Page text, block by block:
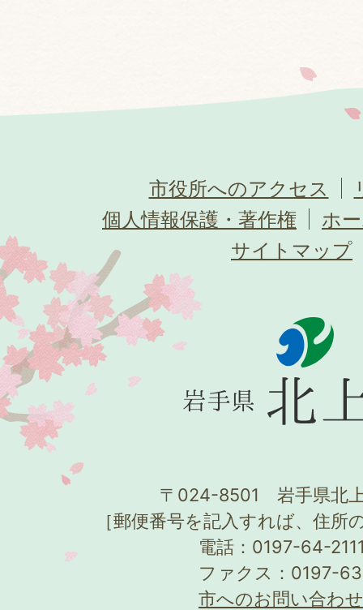
市役所へのアクセス
個人情報保護・著作権
ホ
サイトマップ
〒024-8501 岩手県北
［郵便番号を記入すれば、住所
電話：0197-64-
ファクス：0197-
市へのお問い合わ